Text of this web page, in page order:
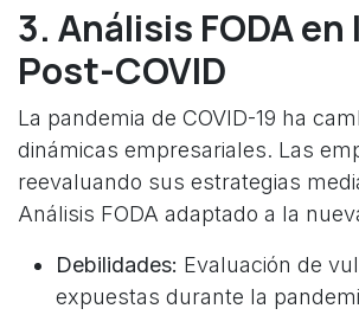
3. Análisis FODA en
Post-COVID
La pandemia de COVID-19 ha
dinámicas empresariales. Las
reevaluando sus estrategias
Análisis FODA adaptado a la
Debilidades: Evaluación de
expuestas durante la